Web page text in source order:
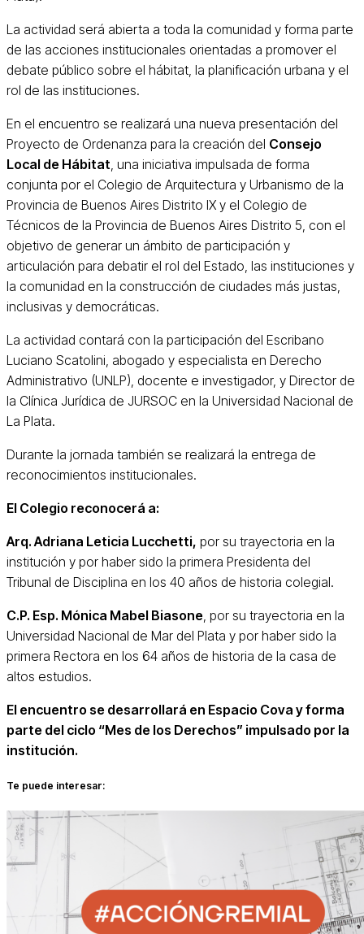
La actividad será abierta a toda la comunidad y forma parte
de las acciones institucionales orientadas a promover el
debate público sobre el hábitat, la planificación urbana y el
rol de las instituciones.
En el encuentro se realizará una nueva presentación del
Proyecto de Ordenanza para la creación del Consejo
Local de Hábitat , una iniciativa impulsada de forma
conjunta por el Colegio de Arquitectura y Urbanismo de la
Provincia de Buenos Aires Distrito IX y el Colegio de
Técnicos de la Provincia de Buenos Aires Distrito 5, con el
objetivo de generar un ámbito de participación y
articulación para debatir el rol del Estado, las instituciones y
la comunidad en la construcción de ciudades más justas,
inclusivas y democráticas.
La actividad contará con la participación del Escribano
Luciano Scatolini, abogado y especialista en Derecho
Administrativo (UNLP), docente e investigador, y Director de
la Clínica Jurídica de JURSOC en la Universidad Nacional de
La Plata.
Durante la jornada también se realizará la entrega de
reconocimientos institucionales.
El Colegio reconocerá a:
Arq. Adriana Leticia Lucchetti, por su trayectoria en la
institución y por haber sido la primera Presidenta del
Tribunal de Disciplina en los 40 años de historia colegial.
C.P. Esp. Mónica Mabel Biasone , por su trayectoria en la
Universidad Nacional de Mar del Plata y por haber sido la
primera Rectora en los 64 años de historia de la casa de
altos estudios.
El encuentro se desarrollará en Espacio Cova y forma
parte del ciclo “Mes de los Derechos” impulsado por la
institución.
Te puede interesar: